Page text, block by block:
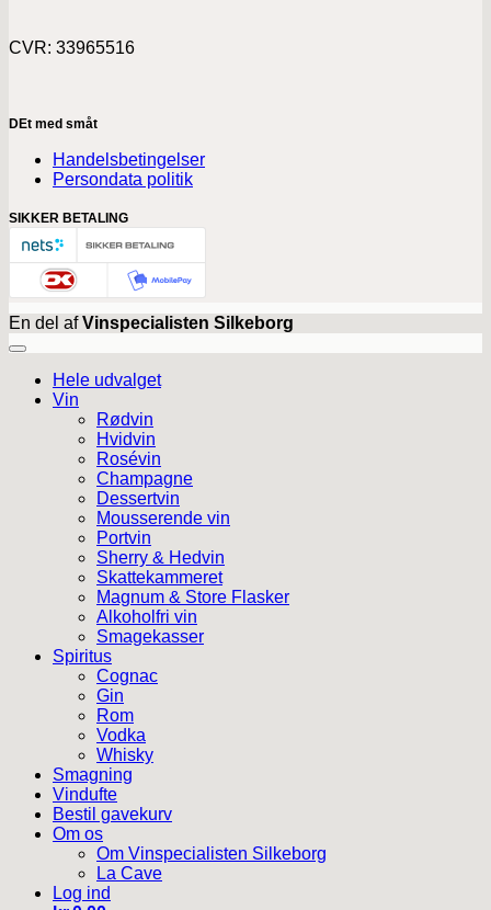
CVR: 33965516
DEt med småt
Handelsbetingelser
Persondata politik
SIKKER BETALING
En del afVinspecialisten Silkeborg
Hele udvalget
Vin
Rødvin
Hvidvin
Rosévin
Champagne
Dessertvin
Mousserende vin
Portvin
Sherry & Hedvin
Skattekammeret
Magnum & Store Flasker
Alkoholfri vin
Smagekasser
Spiritus
Cognac
Gin
Rom
Vodka
Whisky
Smagning
Vindufte
Bestil gavekurv
Om os
Om Vinspecialisten Silkeborg
La Cave
Log ind